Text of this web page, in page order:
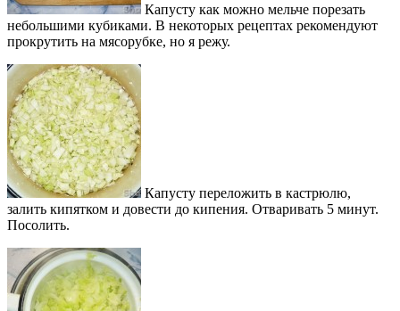
Капусту как можно мельче порезать
небольшими кубиками. В некоторых рецептах рекомендуют
прокрутить на мясорубке, но я режу.
Капусту переложить в кастрюлю,
залить кипятком и довести до кипения. Отваривать 5 минут.
Посолить.